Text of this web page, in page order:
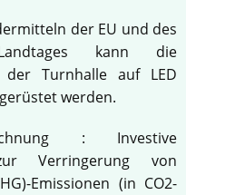
der EU und des
kann die
der Turnhalle auf LED
werden.
: Investive
Verringerung von
Emissionen (in CO2-